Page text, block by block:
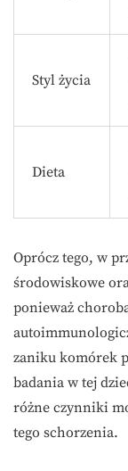
Styl życia
Dieta
Oprócz tego, w
środowiskowe
ponieważ
zaniku komórek
badania w tej
różne czynniki
tego schorzenia.